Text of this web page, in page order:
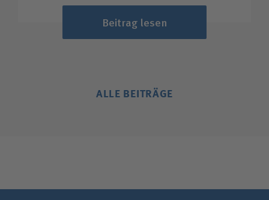
Beitrag lesen
ALLE BEITRÄGE